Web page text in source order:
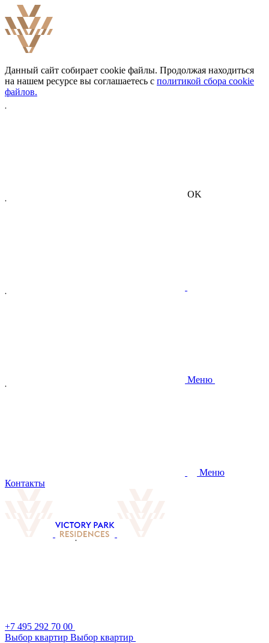
Данный сайт собирает cookie файлы. Продолжая находиться
на нашем ресурсе вы соглашаетесь с политикой сбора cookie
файлов.
OK
Меню
Меню
Контакты
+7 495 292 70 00
Выбор квартир Выбор квартир